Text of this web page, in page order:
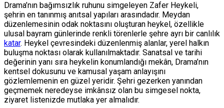
Drama’nın bağımsızlık ruhunu simgeleyen Zafer Heykeli,
şehrin en tanınmış anıtsal yapıları arasındadır. Meydan
düzenlemesinin odak noktasını oluşturan heykel, özellikle
ulusal bayram günlerinde renkli törenlerle şehre ayrı bir canlılık
katar. Heykel çevresindeki düzenlenmiş alanlar, yerel halkın
buluşma noktası olarak kullanılmaktadır. Sanatsal ve tarihi
değerinin yanı sıra heykelin konumlandığı mekân, Drama’nın
kentsel dokusunu ve kamusal yaşam anlayışını
gözlemlemenin en güzel yeridir. Şehri gezerken yanından
geçmemek neredeyse imkânsız olan bu simgesel nokta,
ziyaret listenizde mutlaka yer almalıdır.